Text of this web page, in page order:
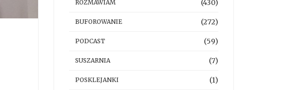
ROZMAWIAM (430)
BUFOROWANIE (272)
PODCAST (59)
SUSZARNIA (7)
POSKLEJANKI (1)